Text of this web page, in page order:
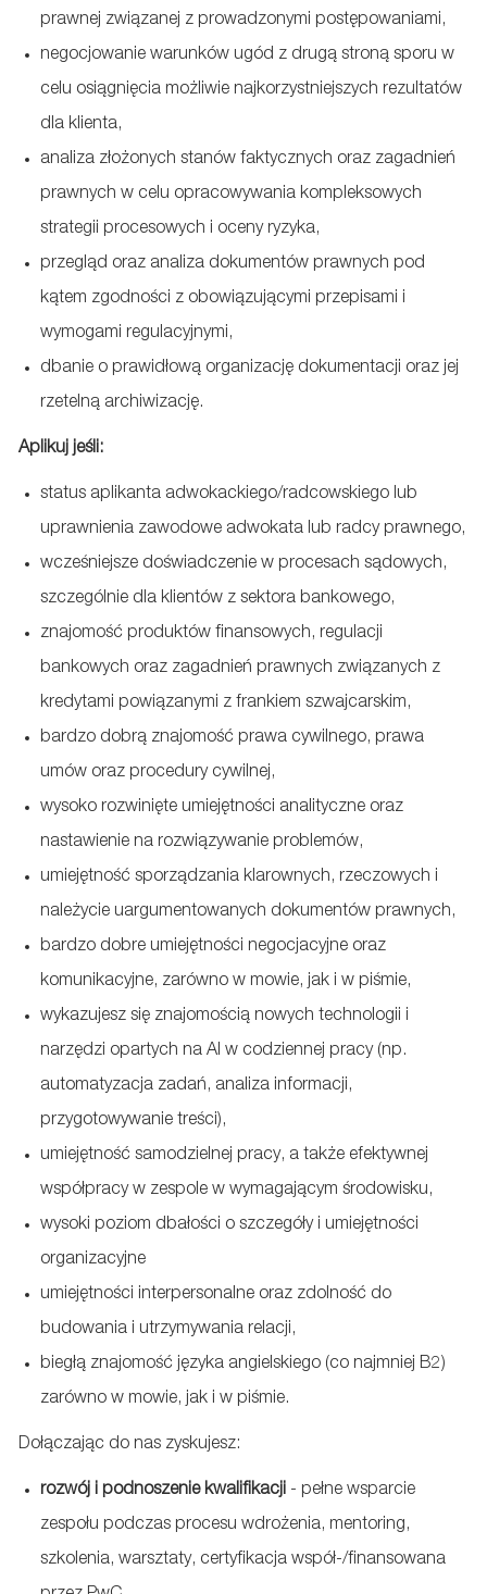
prawnej związanej z prowadzonymi postępowaniami,
negocjowanie warunków ugód z drugą stroną sporu w
celu osiągnięcia możliwie najkorzystniejszych rezultatów
dla klienta,
analiza złożonych stanów faktycznych oraz zagadnień
prawnych w celu opracowywania kompleksowych
strategii procesowych i oceny ryzyka,
przegląd oraz analiza dokumentów prawnych pod
kątem zgodności z obowiązującymi przepisami i
wymogami regulacyjnymi,
dbanie o prawidłową organizację dokumentacji oraz jej
rzetelną archiwizację.
Aplikuj jeśli:
status aplikanta adwokackiego/radcowskiego lub
uprawnienia zawodowe adwokata lub radcy prawnego,
wcześniejsze doświadczenie w procesach sądowych,
szczególnie dla klientów z sektora bankowego,
znajomość produktów finansowych, regulacji
bankowych oraz zagadnień prawnych związanych z
kredytami powiązanymi z frankiem szwajcarskim,
bardzo dobrą znajomość prawa cywilnego, prawa
umów oraz procedury cywilnej,
wysoko rozwinięte umiejętności analityczne oraz
nastawienie na rozwiązywanie problemów,
umiejętność sporządzania klarownych, rzeczowych i
należycie uargumentowanych dokumentów prawnych,
bardzo dobre umiejętności negocjacyjne oraz
komunikacyjne, zarówno w mowie, jak i w piśmie,
wykazujesz się znajomością nowych technologii i
narzędzi opartych na AI w codziennej pracy (np.
automatyzacja zadań, analiza informacji,
przygotowywanie treści),
umiejętność samodzielnej pracy, a także efektywnej
współpracy w zespole w wymagającym środowisku,
wysoki poziom dbałości o szczegóły i umiejętności
organizacyjne
umiejętności interpersonalne oraz zdolność do
budowania i utrzymywania relacji,
biegłą znajomość języka angielskiego (co najmniej B2)
zarówno w mowie, jak i w piśmie.
Dołączając do nas zyskujesz:
rozwój i podnoszenie kwalifikacji- pełne wsparcie
zespołu podczas procesu wdrożenia, mentoring,
szkolenia, warsztaty, certyfikacja współ-/finansowana